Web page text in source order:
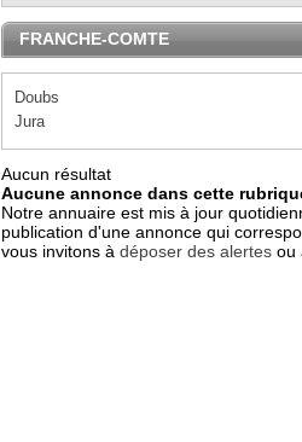
FRANCHE-COMTE
Doubs
Jura
Aucun résultat
Aucune annonce dans cette
Notre annuaire est mis à jour
publication d'une annonce qui
vous invitons à déposer des alertes ou